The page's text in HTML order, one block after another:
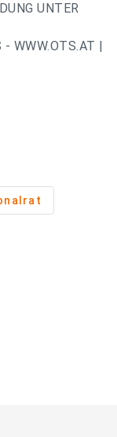
UNTER
- WWW.OTS.AT |